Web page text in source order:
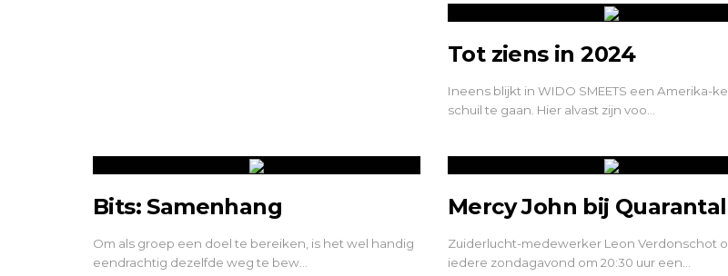
Tot ziens in 2024
Ineens blijkt in WIDO SMEETS een Amerika-
schuil te gaan. Hier alvast zijn voo…
Bits: Samenhang
Om als groep een doel te bereiken, is het wel handig
eendrachtig dezelfde weg te bew…
Mercy John bij
Zuiderlucht-medewerker Leon Verdonschot
iedere zondagavond om 20:30 uur een…